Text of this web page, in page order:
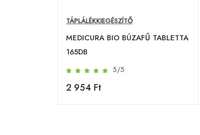
TÁPLÁLÉKKIEGÉSZÍTŐ
MEDICURA BIO BÚZAFŰ TABLETTA
165DB
5/5
2 954 Ft